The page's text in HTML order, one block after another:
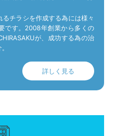
チラシを作成する為には様々
です。2008年創業から多くの
が、成功する為の治
詳しく見る